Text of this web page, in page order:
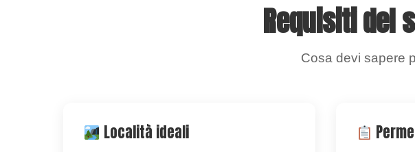
Requisiti del
Cosa devi sapere
Località ideali